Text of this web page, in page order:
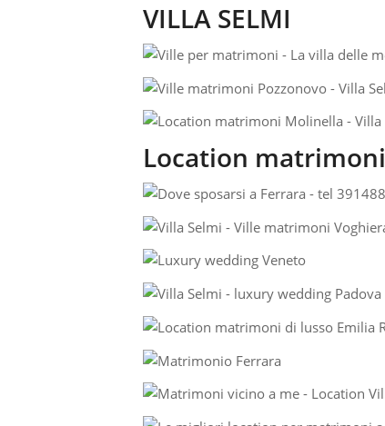
VILLA SELMI
Location matrimoni